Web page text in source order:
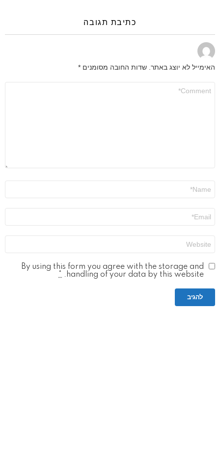
כתיבת תגובה
האימייל לא יוצג באתר. שדות החובה מסומנים *
שלך
By using this form you agree with the storage and
handling of your data by this website.